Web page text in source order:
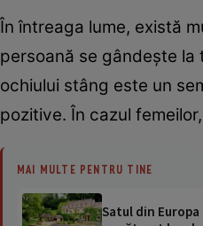
În întreaga lume, există
persoană se gândeşte
ochiului stâng este un
pozitive. În cazul
MAI MULTE PENTRU TINE
Satul din